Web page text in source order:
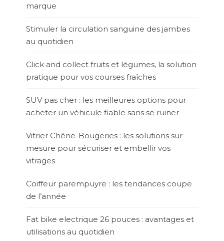
marque
Stimuler la circulation sanguine des jambes
au quotidien
Click and collect fruits et légumes, la solution
pratique pour vos courses fraîches
SUV pas cher : les meilleures options pour
acheter un véhicule fiable sans se ruiner
Vitrier Chêne-Bougeries : les solutions sur
mesure pour sécuriser et embellir vos
vitrages
Coiffeur parempuyre : les tendances coupe
de l’année
Fat bike electrique 26 pouces : avantages et
utilisations au quotidien